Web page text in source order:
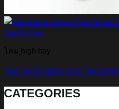
Quick View
โคม high bay
โคมไฮเบย์ Lighto-LED Flex150W
CATEGORIES